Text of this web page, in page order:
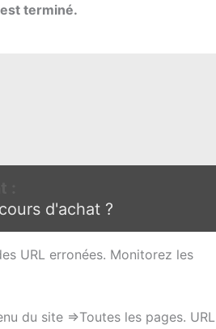
terminé.
d'achat ?
URL erronées. Monitorez les
du site =>Toutes les pages. URL